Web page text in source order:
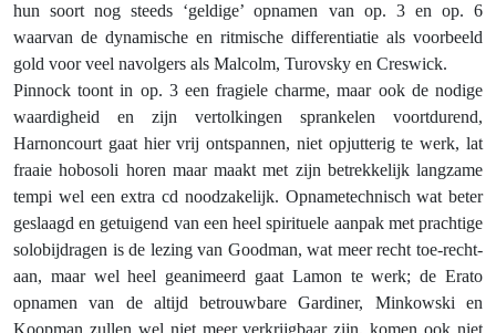
hun soort nog steeds ‘geldige’ opnamen van op. 3 en op. 6
waarvan de dynamische en ritmische differentiatie als voorbeeld
gold voor veel navolgers als Malcolm, Turovsky en Creswick.
Pinnock toont in op. 3 een fragiele charme, maar ook de nodige
waardigheid en zijn vertolkingen sprankelen voortdurend,
Harnoncourt gaat hier vrij ontspannen, niet opjutterig te werk, lat
fraaie hobosoli horen maar maakt met zijn betrekkelijk langzame
tempi wel een extra cd noodzakelijk. Opnametechnisch wat beter
geslaagd en getuigend van een heel spirituele aanpak met prachtige
solobijdragen is de lezing van Goodman, wat meer recht toe-recht-
aan, maar wel heel geanimeerd gaat Lamon te werk; de Erato
opnamen van de altijd betrouwbare Gardiner, Minkowski en
Koopman zullen wel niet meer verkrijgbaar zijn, komen ook niet